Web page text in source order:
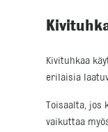
Kivituhkaa
erilaisia
Toisaalta, jos
vaikuttaa